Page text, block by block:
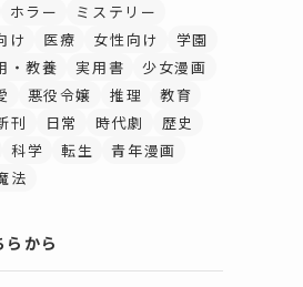
ホラー
ミステリー
け 医療 女性向け
学園
・教養 実用書
少女漫画
悪役令嬢 推理
教育
刊 日常 時代劇
歴史
科学 転生
青年漫画
法
から